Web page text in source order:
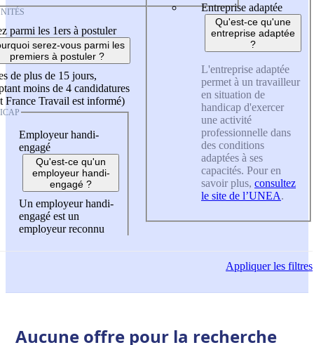
parmi les 1ers à postuler
serez-vous parmi les
premiers à postuler ?
de plus de 15 jours,
moins de 4 candidatures
France Travail est informé)
Employeur handi-
engagé
Qu'est-ce qu'un
employeur handi-
engagé ?
Un employeur handi-
engagé est un
employeur reconnu
Entreprise adaptée
Qu'est-ce qu'une
entreprise adaptée
?
L'entreprise adaptée
permet à un travailleur
en situation de
handicap d'exercer
une activité
professionnelle dans
des conditions
adaptées à ses
capacités. Pour en
savoir plus, consultez
le site de l’UNEA.
Appliquerles filtres
Aucune offre pour la recherche